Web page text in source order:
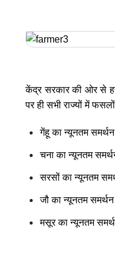
केंद्र सरकार की ओर से
पर ही सभी राज्यों में
गेंहू का न्यूनतम
चना का न्यूनतम
सरसों का न्यूनतम
जौ का न्यूनतम
मसूर का न्यूनतम